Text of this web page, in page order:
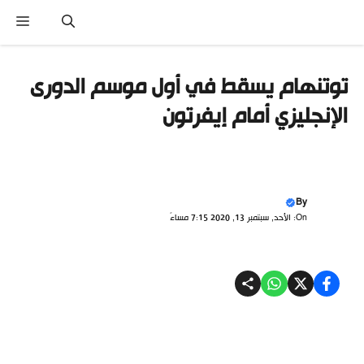
توتنهام يسقط في أول موسم الدورى
الإنجليزي أمام إيفرتون
By
On: الأحد, سبتمبر 13, 2020 7:15 مساءً